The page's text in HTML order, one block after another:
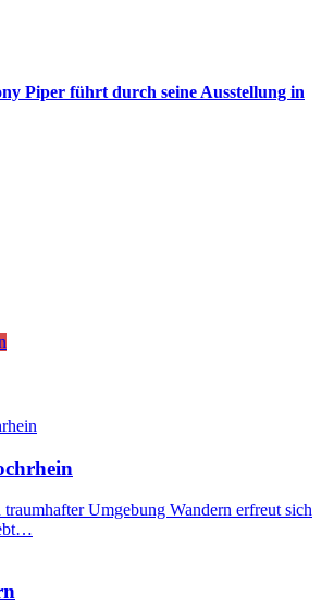
Piper führt durch seine Ausstellung in
Umgebung Wandern erfreut sich